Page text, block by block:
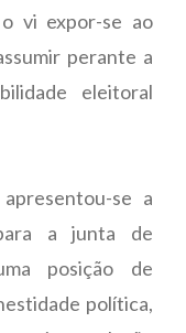
vi expor-se ao
perante a
eleitoral
se a
a junta de
posição de
política,